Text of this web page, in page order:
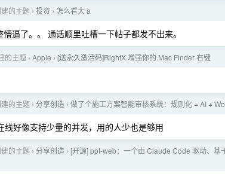
的主题 › 投资 › 怎么看大 a
逼了。。 通话顺里吐槽一下帖子都发不出来。
的主题 › Apple › [送永久激活码]RightX 增强你的 Mac Finder 右键
的主题 › 分享创造 › 做了个施工方案智能审核系统：规则化 + AI +
线好像支持少量的并发，用的人少也是够用
的主题 › 分享创造 › [开源] ppt-web：一个由 Claude Code 驱动、基